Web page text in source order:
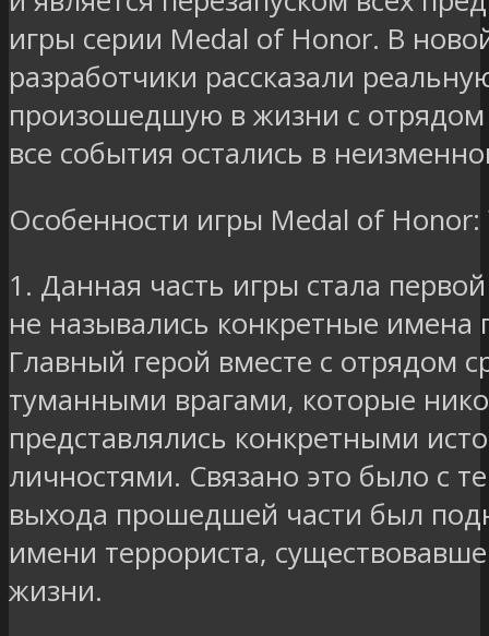
игры серии Medal of Honor. В
разработчики рассказали
произошедшую в жизни с
все события остались в
Особенности игры Medal of
1. Данная часть игры стала
не назывались конкретные имена
Главный герой вместе с отрядом
туманными врагами, которые
представлялись конкретными
личностями. Связано это было с
выхода прошедшей части был
имени террориста,
жизни.